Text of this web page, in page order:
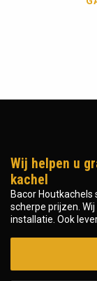
Wij helpen u
kachel
Bacor Houtkachels
scherpe prijzen.
installatie. Ook